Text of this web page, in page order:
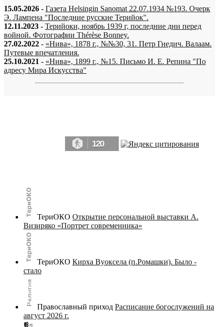
15.05.2026 - Газета Helsingin Sanomat 22.07.1934 №193. Очерк
Э. Лампена "Последние русские Терийок".
12.11.2023 - Терийоки, ноябрь 1939 г, последние дни перед
войной. Фотографии Thérèse Bonney.
27.02.2022 - «Нива», 1878 г., №№30, 31. Петр Гнедич. Валаам.
Путевые впечатления.
25.10.2021 - «Нива», 1899 г., №15. Письмо И. Е. Репина "По
адресу Мира Искусства"
120
ТериОКО Открытие персональной выставки А.
Визиряко «Портрет современника»
ТериОКО Кирха Вуоксела (п.Ромашки). Было -
стало
Православный приход Расписание богослужений на
август 2026 г.